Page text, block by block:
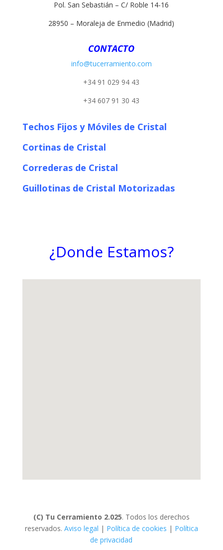
Pol. San Sebastián – C/ Roble 14-16
28950 – Moraleja de Enmedio (Madrid)
CONTACTO
info@tucerramiento.com
+34 91 029 94 43
+34 607 91 30 43
Techos Fijos y Móviles de Cristal
Cortinas de Cristal
Correderas de Cristal
Guillotinas de Cristal Motorizadas
¿Donde Estamos?
(C) Tu Cerramiento 2.025. Todos los derechos
reservados. Aviso legal | Política de cookies | Política
de privacidad